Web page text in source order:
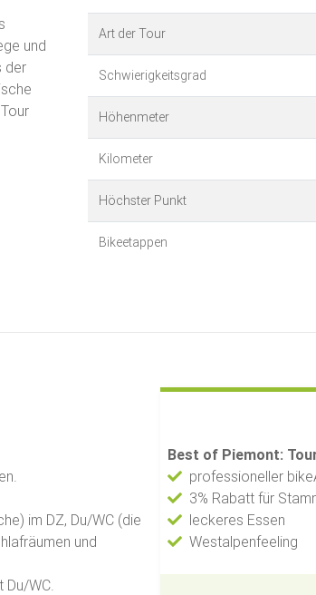
und
der
Art der Tour
Schwierigkeitsgrad
Höhenmeter
Kilometer
Höchster Punkt
Bikeetappen
im DZ, Du/WC (die
und
WC.
Best of Piemont:
professioneller
3% Rabatt für
leckeres Essen
Westalpenfeeling